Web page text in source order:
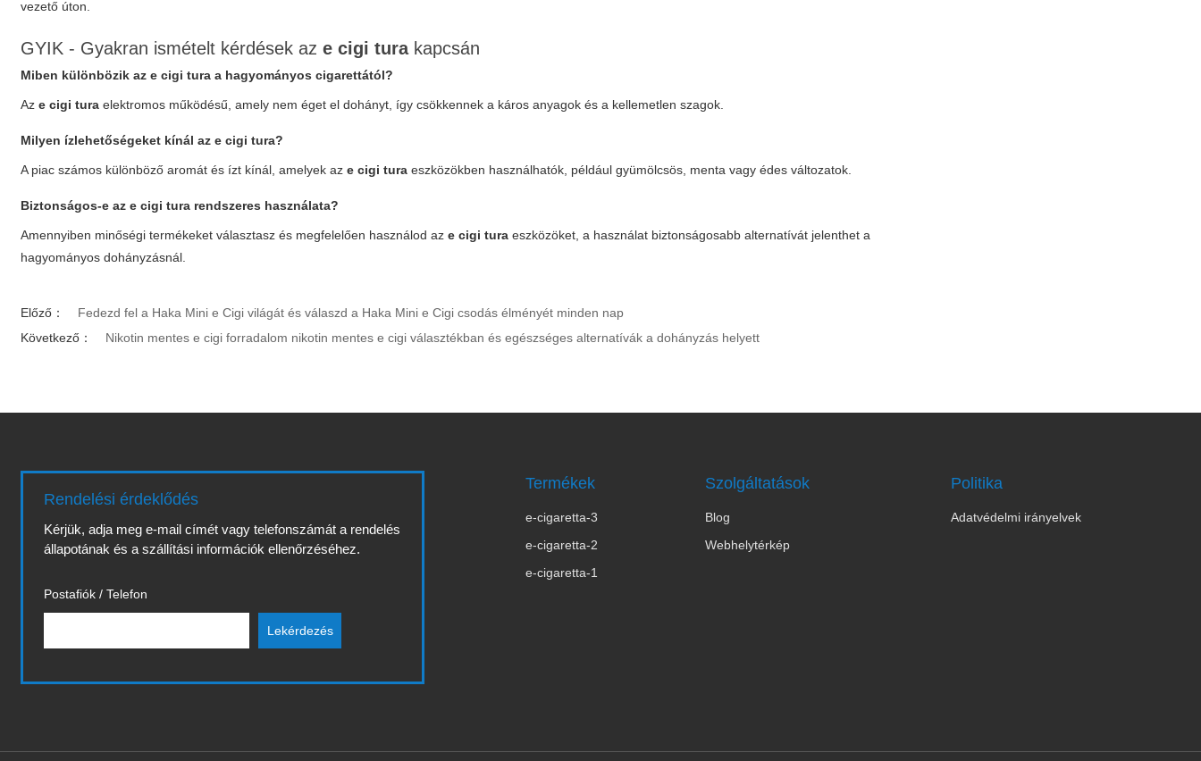
vezető úton.
GYIK - Gyakran ismételt kérdések aze cigi turakapcsán
Miben különbözik aze cigi tura a hagyományos cigarettától?
Aze cigi tura elektromos működésű, amely nem éget el dohányt, így csökkennek a káros anyagok és a kellemetlen szagok.
Milyen ízlehetőségeket kínál aze cigi tura?
A piac számos különböző aromát és ízt kínál, amelyek aze cigi tura eszközökben használhatók, például gyümölcsös, menta vagy édes változatok.
Biztonságos-e aze cigi tura rendszeres használata?
Amennyiben minőségi termékeket választasz és megfelelően használod aze cigi tura eszközöket, a használat biztonságosabb alternatívát jelenthet a
hagyományos dohányzásnál.
Előző：
Fedezd fel a Haka Mini e Cigi világát és válaszd a Haka Mini e Cigi csodás élményét minden nap
Következő：
Nikotin mentes e cigi forradalom nikotin mentes e cigi választékban és egészséges alternatívák a dohányzás helyett
Rendelési érdeklődés
Kérjük, adja meg e-mail címét vagy telefonszámát a rendelés
állapotának és a szállítási információk ellenőrzéséhez.
Postafiók / Telefon
Termékek
e-cigaretta-3
e-cigaretta-2
e-cigaretta-1
Szolgáltatások
Blog
Webhelytérkép
Politika
Adatvédelmi irányelvek